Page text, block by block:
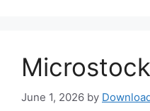
June 1, 2026 by